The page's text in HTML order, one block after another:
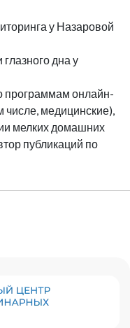
у Назаровой
дна у
программам онлайн-
числе, медицинские),
мелких домашних
публикаций по